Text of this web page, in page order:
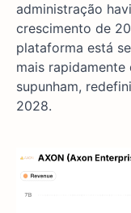
administração
crescimento de
plataforma está
mais
supunham,
2028.